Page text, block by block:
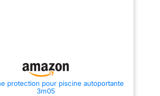
n’est
de la plier
gagner de
protection pour piscine autoportante
3m05